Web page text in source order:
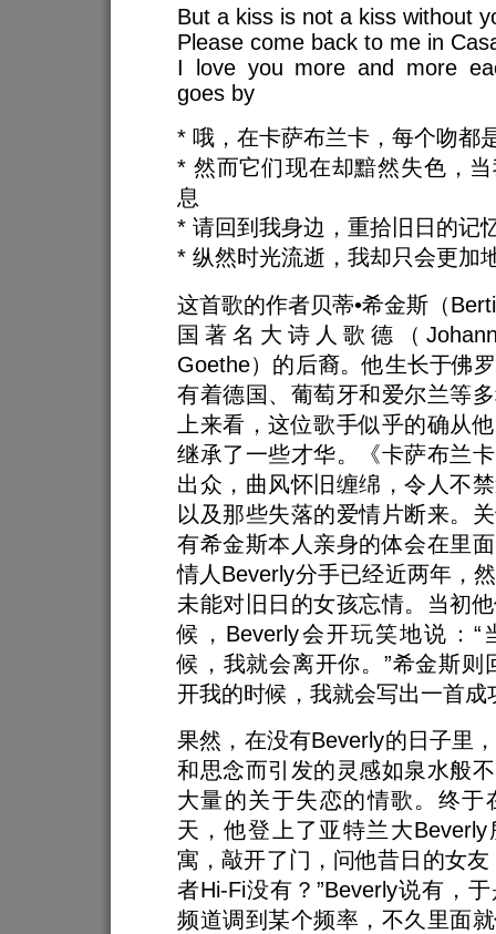
But a kiss is not a kiss without
Please come back to me in
I love you more and more
goes by
* 哦，在卡萨布兰卡，每个吻都
* 然而它们现在却黯然失色，
息
* 请回到我身边，重拾旧日的记
* 纵然时光流逝，我却只会更加
这首歌的作者贝蒂•希金斯（
国著名大诗人歌德（
Goethe）的后裔。他生长于佛
有着德国、葡萄牙和爱尔兰等
上来看，这位歌手似乎的确从
继承了一些才华。《卡萨布兰
出众，曲风怀旧缠绵，令人不
以及那些失落的爱情片断来。
有希金斯本人亲身的体会在里
情人Beverly分手已经近两年，
未能对旧日的女孩忘情。当初
候，Beverly会开玩笑地说：“
候，我就会离开你。”希金斯则
开我的时候，我就会写出一首成
果然，在没有Beverly的日子里
和思念而引发的灵感如泉水般
大量的关于失恋的情歌。终于
天，他登上了亚特兰大
寓，敲开了门，问他昔日的女友
者Hi-Fi没有？”Beverly说有，
频道调到某个频率，不久里面